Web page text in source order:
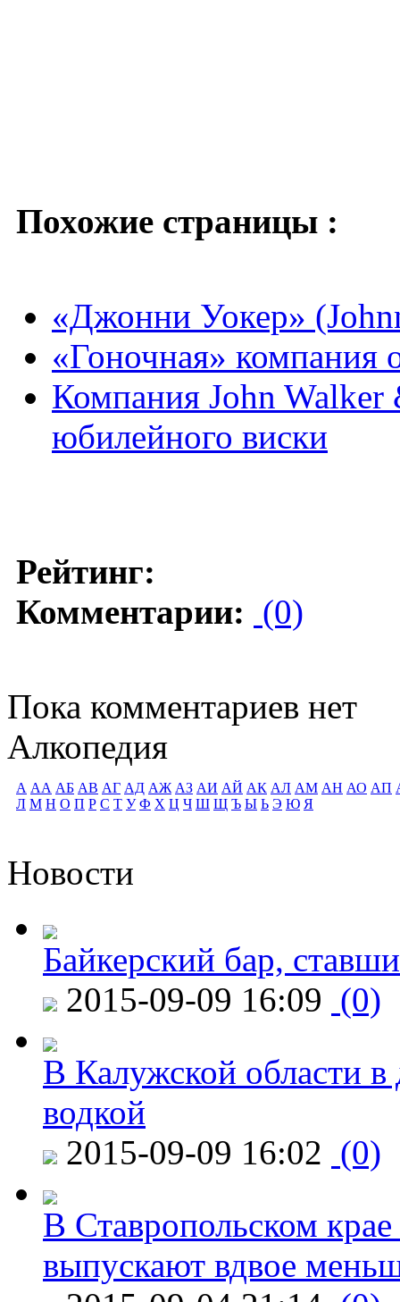
Похожие страницы :
«Джонни Уокер»
«Гоночная» компания
Компания John Walker
юбилейного виски
Рейтинг:
Комментарии: (0)
Пока комментариев нет
Алкопедия
А АА АБ АВ АГ АД АЖ АЗ АИ АЙ АК АЛ АМ АН АО АП
Л М Н О П Р С Т У Ф Х Ц Ч Ш Щ Ъ Ы Ь Э Ю Я
Новости
Байкерский бар,
2015-09-09 16:09 (0)
В Калужской области в
водкой
2015-09-09 16:02 (0)
В Ставропольском
выпускают вдвое